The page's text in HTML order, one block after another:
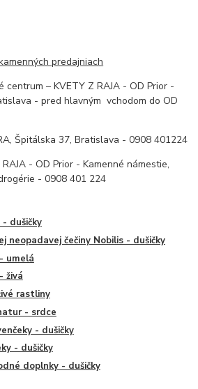
predajniach
centrum – KVETY Z RAJA - OD Prior -
- pred hlavným vchodom do OD
Špitálska 37, Bratislava - 0908 401224
- OD Prior - Kamenné námestie,
- 0908 401 224
- dušičky
neopadavej čečiny Nobilis - dušičky
umelá
živá
rastliny
- srdce
- dušičky
- dušičky
doplnky - dušičky